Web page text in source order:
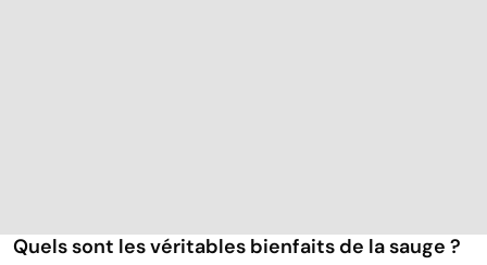
Quels sont les véritables bienfaits de la sauge ?